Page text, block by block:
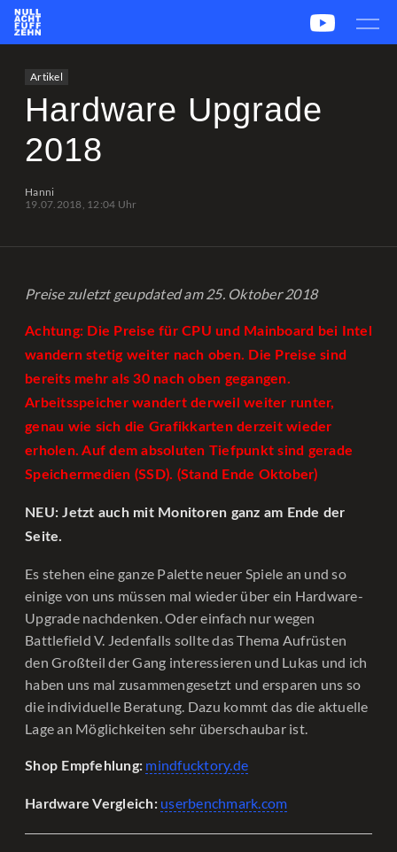
csstats.gg PUBG Report
Artikel
Hardware Upgrade
2018
Hanni
19.07.2018, 12:04 Uhr
Preise zuletzt geupdated am 25. Oktober 2018
Achtung: Die Preise für CPU und Mainboard bei Intel
wandern stetig weiter nach oben. Die Preise sind
bereits mehr als 30 nach oben gegangen.
Arbeitsspeicher wandert derweil weiter runter,
genau wie sich die Grafikkarten derzeit wieder
erholen. Auf dem absoluten Tiefpunkt sind gerade
Speichermedien (SSD). (Stand Ende Oktober)
NEU: Jetzt auch mit Monitoren ganz am Ende der
Seite.
Es stehen eine ganze Palette neuer Spiele an und so
einige von uns müssen mal wieder über ein Hardware-
Upgrade nachdenken. Oder einfach nur wegen
Battlefield V. Jedenfalls sollte das Thema Aufrüsten
den Großteil der Gang interessieren und Lukas und ich
haben uns mal zusammengesetzt und ersparen uns so
die individuelle Beratung. Dazu kommt das die aktuelle
Lage an Möglichkeiten sehr überschaubar ist.
Shop Empfehlung: mindfucktory.de
Hardware Vergleich: userbenchmark.com